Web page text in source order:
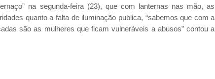
na segunda-feira (23), que com lanternas nas mão, as
quanto a falta de iluminação publica, “sabemos que com a
são as mulheres que ficam vulneráveis a abusos” contou a